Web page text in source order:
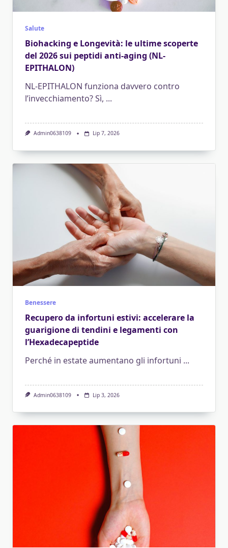
Salute
Biohacking e Longevità: le ultime scoperte
del 2026 sui peptidi anti-aging (NL-
EPITHALON)
NL-EPITHALON funziona davvero contro
l’invecchiamento? Sì, ...
Admin0638109 Lip 7, 2026
Benessere
Recupero da infortuni estivi: accelerare la
guarigione di tendini e legamenti con
l’Hexadecapeptide
Perché in estate aumentano gli infortuni ...
Admin0638109 Lip 3, 2026